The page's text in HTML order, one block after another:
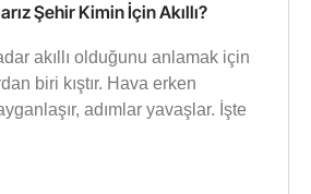
Şehir Kimin İçin Akıllı?
akıllı olduğunu anlamak için
biri kıştır. Hava erken
adımlar yavaşlar. İşte